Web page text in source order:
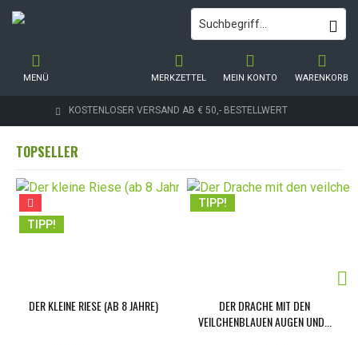
KOSTENLOSER VERSAND AB € 50,- BESTELLWERT
WARENKORB
MERKZETTEL MEIN KONTO
MENÜ
TOPSELLER
TIPP!
DER KLEINE RIESE (AB 8 JAHRE)
TIPP!
DER DRACHE MIT DEN
VEILCHENBLAUEN AUGEN UND...